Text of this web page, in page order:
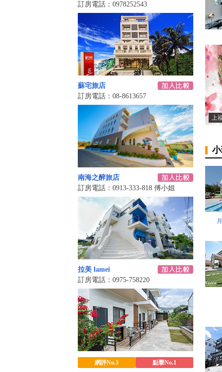
訂房電話：0978252543
蘇宅旅店
訂房電話：08-8613657
南海之醉旅店
訂房電話：0913-333-818 傅小姐
拉美 lamei
訂房電話：0975-758220
網評No.3 點擊No.1
上